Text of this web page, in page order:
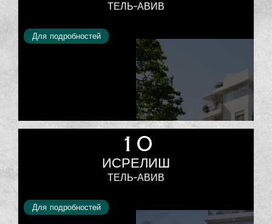
ТЕЛЬ-АВИВ
Для подробностей
10
ИСРЕЛИШ
ТЕЛЬ-АВИВ
Для подробностей